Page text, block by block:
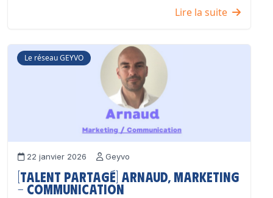
Lire la suite
Le réseau GEYVO
22 janvier 2026 Geyvo
[Talent partagé] Arnaud, Marketing
– Communication